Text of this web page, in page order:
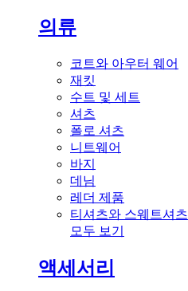
의류
코트와 아우터 웨어
재킷
수트 및 세트
셔츠
폴로 셔츠
니트웨어
바지
데님
레더 제품
티셔츠와 스웨트셔츠
모두 보기
액세서리